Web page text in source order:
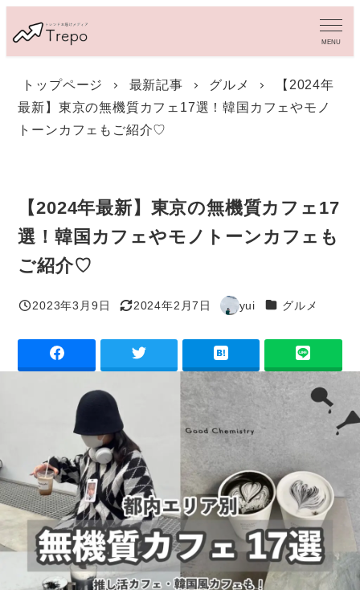
イ
MENU
トップページ 最新記事 グルメ
【2024年
最新】東京の無機質カフェ17選！韓国カフェやモノ
トーンカフェもご紹介♡
【2024年最新】東京の無機質カフェ17
選！韓国カフェやモノトーンカフェも
ご紹介♡
投稿日
2023年3月9日
更新日
2024年2月7日
著
yui カテゴリー
グルメ